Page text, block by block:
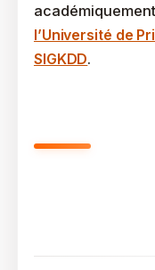
l’Université de
SIGKDD.